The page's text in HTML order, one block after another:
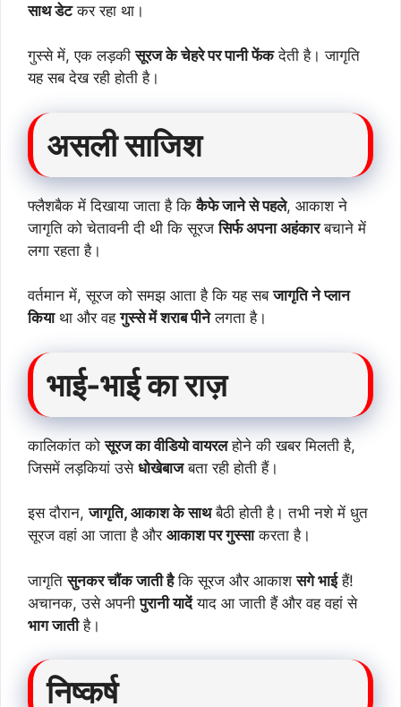
साथ डेटकर रहा था।
गुस्से में, एक लड़कीसूरज के चेहरे पर पानी फेंकदेती है। जागृति
यह सब देख रही होती है।
असली साजिश
फ्लैशबैक में दिखाया जाता है किकैफे जाने से पहले, आकाश ने
जागृति को चेतावनी दी थी कि सूरजसिर्फ अपना अहंकारबचाने में
लगा रहता है।
वर्तमान में, सूरज को समझ आता है कि यह सबजागृति ने प्लान
कियाथा और वहगुस्से में शराब पीनेलगता है।
भाई-भाई का राज़
कालिकांत कोसूरज का वीडियो वायरलहोने की खबर मिलती है,
जिसमें लड़कियां उसे धोखेबाजबता रही होती हैं।
इस दौरान,जागृति, आकाश के साथबैठी होती है। तभी नशे में धुत
सूरज वहां आ जाता है और आकाश पर गुस्साकरता है।
जागृतिसुनकर चौंक जाती हैकि सूरज और आकाशसगे भाईहैं!
अचानक, उसे अपनीपुरानी यादेंयाद आ जाती हैं और वह वहां से
भाग जातीहै।
निष्कर्ष